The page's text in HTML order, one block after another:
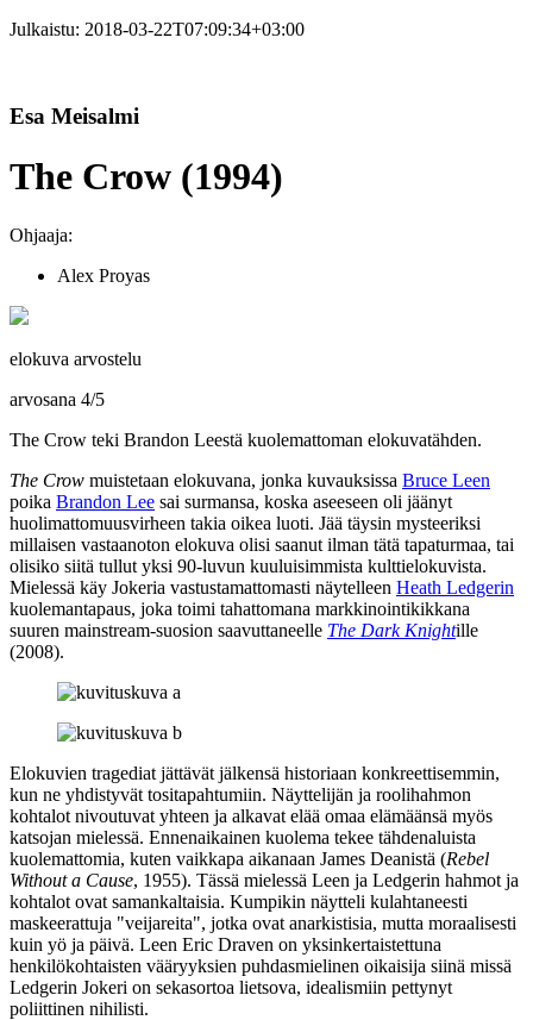
Julkaistu: 2018-03-22T07:09:34+03:00
Esa Meisalmi
The Crow (1994)
Ohjaaja:
Alex Proyas
elokuva arvostelu
arvosana 4/5
The Crow teki Brandon Leestä kuolemattoman elokuvatähden.
The Crow muistetaan elokuvana, jonka kuvauksissa Bruce Leen
poika Brandon Lee sai surmansa, koska aseeseen oli jäänyt
huolimattomuusvirheen takia oikea luoti. Jää täysin mysteeriksi
millaisen vastaanoton elokuva olisi saanut ilman tätä tapaturmaa, tai
olisiko siitä tullut yksi 90‑luvun kuuluisimmista kulttielokuvista.
Mielessä käy Jokeria vastustamattomasti näytelleen Heath Ledgerin
kuolemantapaus, joka toimi tahattomana markkinointikikkana
suuren mainstream-suosion saavuttaneelle The Dark Knightille
(2008).
Elokuvien tragediat jättävät jälkensä historiaan konkreettisemmin,
kun ne yhdistyvät tositapahtumiin. Näyttelijän ja roolihahmon
kohtalot nivoutuvat yhteen ja alkavat elää omaa elämäänsä myös
katsojan mielessä. Ennenaikainen kuolema tekee tähdenaluista
kuolemattomia, kuten vaikkapa aikanaan James Deanistä (Rebel
Without a Cause, 1955). Tässä mielessä Leen ja Ledgerin hahmot ja
kohtalot ovat samankaltaisia. Kumpikin näytteli kulahtaneesti
maskeerattuja "veijareita", jotka ovat anarkistisia, mutta moraalisesti
kuin yö ja päivä. Leen Eric Draven on yksinkertaistettuna
henkilökohtaisten vääryyksien puhdasmielinen oikaisija siinä missä
Ledgerin Jokeri on sekasortoa lietsova, idealismiin pettynyt
poliittinen nihilisti.